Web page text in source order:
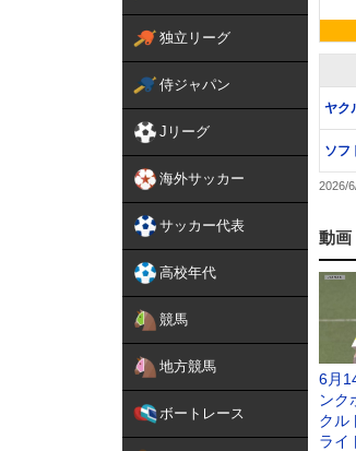
独立リーグ
侍ジャパン
Jリーグ
海外サッカー
サッカー代表
高校年代
競馬
地方競馬
ボートレース
ヤク
ソフ
2026/
動画
6月
ンク
クル
ライ